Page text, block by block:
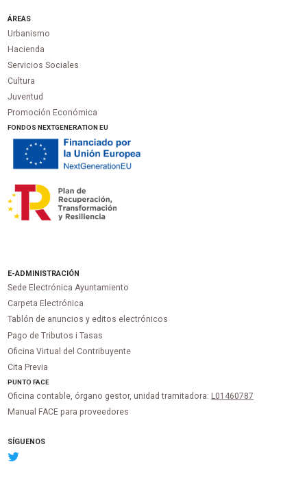
ÁREAS
Urbanismo
Hacienda
Servicios Sociales
Cultura
Juventud
Promoción Económica
FONDOS NEXTGENERATION EU
E-ADMINISTRACIÓN
Sede Electrónica Ayuntamiento
Carpeta Electrónica
Tablón de anuncios y editos electrónicos
Pago de Tributos i Tasas
Oficina Virtual del Contribuyente
Cita Previa
PUNTOFACE
Oficina contable, órgano gestor, unidad tramitadora: L01460787
Manual FACE para proveedores
SÍGUENOS